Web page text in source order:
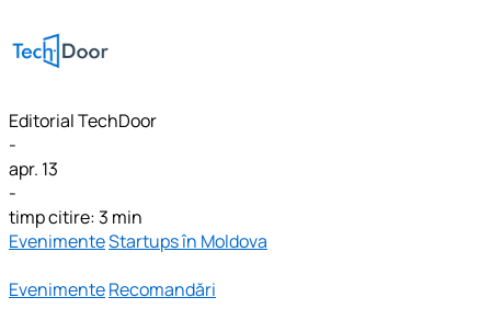
Editorial TechDoor
-
apr. 13
-
timp citire: 3 min
EvenimenteStartups în Moldova
EvenimenteRecomandări